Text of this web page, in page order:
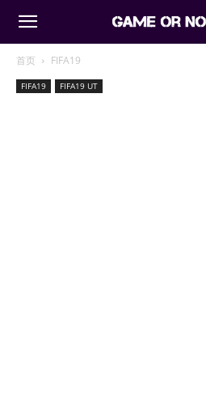
首页 FIFA19
FIFA19 FIFA19 UT